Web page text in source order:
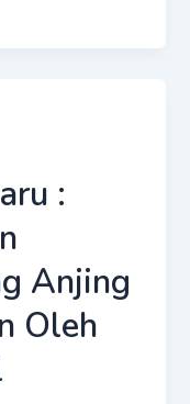
:
Anjing
Oleh